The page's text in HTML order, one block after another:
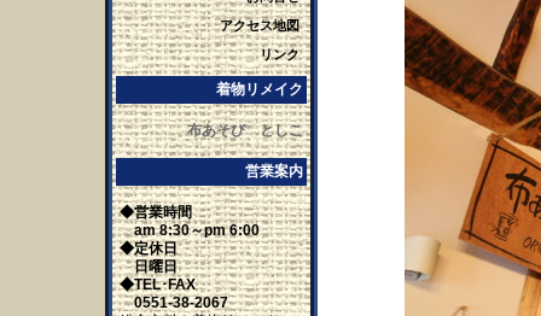
アクセス地図
リンク
着物リメイク
布あそび としこ
営業案内
◆営業時間
am 8:30～pm 6:00
◆定休日
日曜日
◆TEL･FAX
0551-38-2067